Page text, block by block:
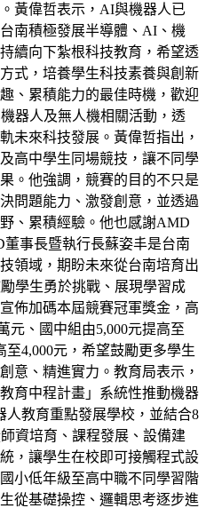
黃偉哲表示，AI與機器人已
南積極發展半導體、AI、機
續向下紮根科技教育，希望透
式，培養學生科技素養與創新
、累積能力的最佳時機，歡迎
器人及無人機相關活動，透
未來科技發展。黃偉哲指出，
高中學生同場競技，讓不同學
。他強調，競賽的目的不只是
問題能力、激發創意，並透過
、累積經驗。他也感謝AMD
事長暨執行長蘇姿丰是台南
領域，期盼未來從台南培育出
學生勇於挑戰、展現學習成
佈加碼本屆競賽冠軍獎金，高
元、國中組由5,000元提高至
至4,000元，希望鼓勵更多學生
意、精進實力。教育局表示，
育中程計畫」系統性推動機器
人教育重點發展學校，並結合8
資培育、課程發展、設備建
，讓學生在校即可接觸程式設
小低年級至高中職不同學習階
從基礎操控、邏輯思考逐步進